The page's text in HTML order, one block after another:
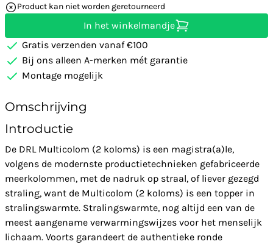
Product kan niet worden geretourneerd
In het winkelmandje
Gratis verzenden vanaf €100
Bij ons alleen A-merken mét garantie
Montage mogelijk
Omschrijving
Introductie
De DRL Multicolom (2 koloms) is een magistra(a)le,
volgens de modernste productietechnieken gefabriceerde
meerkolommen, met de nadruk op straal, of liever gezegd
straling, want de Multicolom (2 koloms) is een topper in
stralingswarmte. Stralingswarmte, nog altijd een van de
meest aangename verwarmingswijzes voor het menselijk
lichaam. Voorts garandeert de authentieke ronde